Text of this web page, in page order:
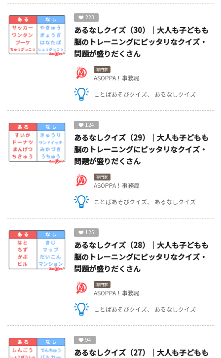
223
あるなしクイズ（30）｜大人も子どもも
脳のトレーニングにピッタリなクイズ・
問題が盛りだくさん
専門家
ASOPPA！事務局
ことばあそびクイズ
あるなしクイズ
124
あるなしクイズ（29）｜大人も子どもも
脳のトレーニングにピッタリなクイズ・
問題が盛りだくさん
専門家
ASOPPA！事務局
ことばあそびクイズ
あるなしクイズ
125
あるなしクイズ（28）｜大人も子どもも
脳のトレーニングにピッタリなクイズ・
問題が盛りだくさん
専門家
ASOPPA！事務局
ことばあそびクイズ
あるなしクイズ
94
あるなしクイズ（27）｜大人も子どもも